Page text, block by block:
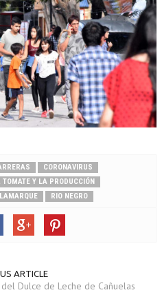
CORONAVIRUS
Y LA PRODUCCIÓN
RIO NEGRO
ARTICLE
Dulce de Leche de Cañuelas